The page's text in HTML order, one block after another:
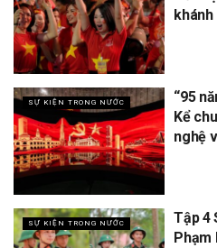
SỰ KIỆN TRONG NƯỚC
“95
Kể
nghệ
SỰ KIỆN TRONG NƯỚC
Tập 4
Phạm